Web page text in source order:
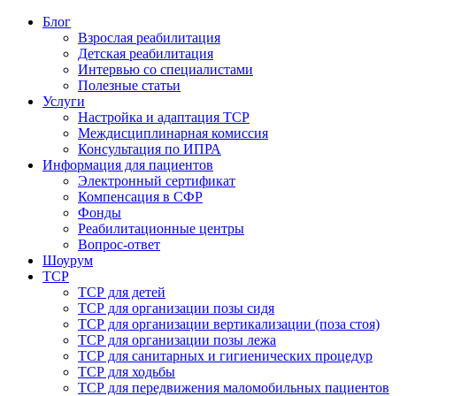
Блог
Взрослая реабилитация
Детская реабилитация
Интервью со специалистами
Полезные статьи
Услуги
Настройка и адаптация ТСР
Междисциплинарная комиссия
Консультация по ИПРА
Информация для пациентов
Электронный сертификат
Компенсация в СФР
Фонды
Реабилитационные центры
Вопрос-ответ
Шоурум
ТСР
ТСР для детей
ТСР для организации позы сидя
ТСР для организации вертикализации (поза стоя)
ТСР для организации позы лежа
ТСР для санитарных и гигиенических процедур
ТСР для ходьбы
ТСР для передвижения маломобильных пациентов